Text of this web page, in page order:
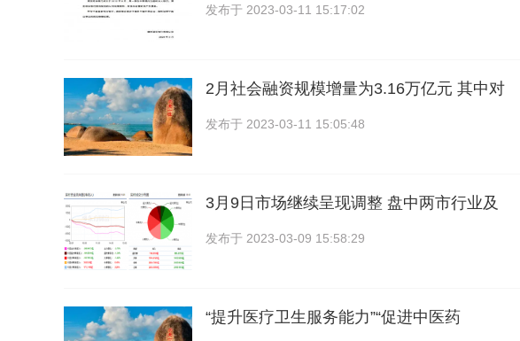
发布于 2023-03-11 15:17:02
2月社会融资规模增量为3.16万亿元 其中对
发布于 2023-03-11 15:05:48
3月9日市场继续呈现调整 盘中两市行业及
发布于 2023-03-09 15:58:29
“提升医疗卫生服务能力”“促进中医药